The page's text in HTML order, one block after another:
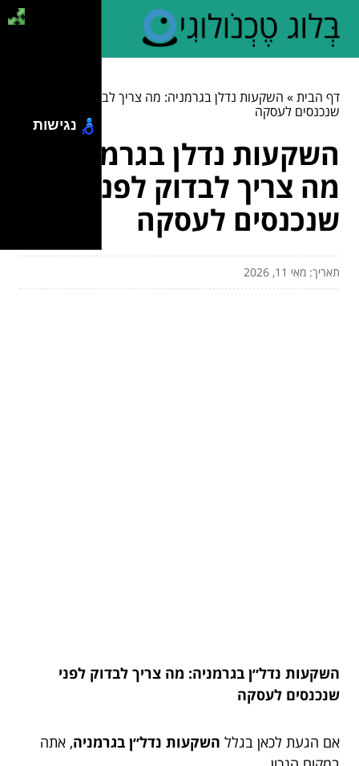
דף הבית» השקעות נדלן בגרמניה: מה צריך לבדוק לפני
שנכנסים לעסקה
השקעות נדלן בגרמניה:
מה צריך לבדוק לפני
שנכנסים לעסקה
תאריך: מאי 11, 2026
השקעות נדל״ן בגרמניה: מה צריך לבדוק לפני
שנכנסים לעסקה
אם הגעת לכאן בגלל השקעות נדל״ן בגרמניה, אתה
נגישות